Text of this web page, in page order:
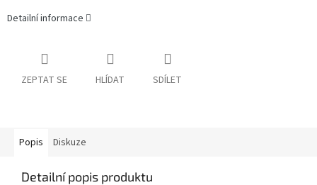
Detailní informace
ZEPTAT SE HLÍDAT SDÍLET
Popis Diskuze
Detailní popis produktu